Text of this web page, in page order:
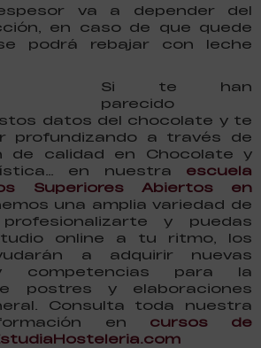
va a depender del
en caso de que quede
podrá rebajar con leche
Si te han
parecido
datos del chocolate y te
profundizando a través de
de calidad en Chocolate y
en nuestra escuela
Superiores Abiertos en
una amplia variedad de
y puedas
online a tu ritmo, los
a adquirir nuevas
competencias para la
postres y elaboraciones
Consulta toda nuestra
en cursos de